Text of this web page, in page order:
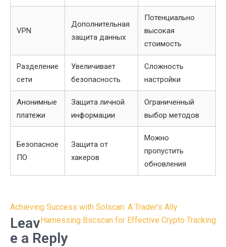
VPN
Дополнительная
защита данных
Потенциально
высокая
стоимость
Разделение
сети
Увеличивает
безопасность
Сложность
настройки
Анонимные
платежи
Защита личной
информации
Ограниченный
выбор методов
Безопасное
ПО
Защита от
хакеров
Можно
пропустить
обновления
Post
navigation
Achieving Success with Solscan: A Trader’s Ally
Harnessing Bscscan for Effective Crypto Tracking
Leav
e a Reply